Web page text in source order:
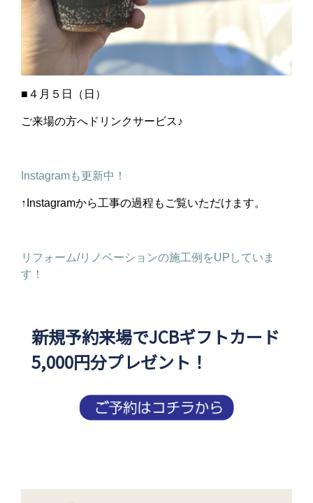
■４月５日（日）
ご来場の方へドリンクサービス♪
Instagramも更新中！
↑Instagramから工事の過程もご覧いただけます。
リフォーム/リノベーションの施工例をUPしていま
す！
新規予約来場でJCBギフトカード
5,000円分プレゼント！